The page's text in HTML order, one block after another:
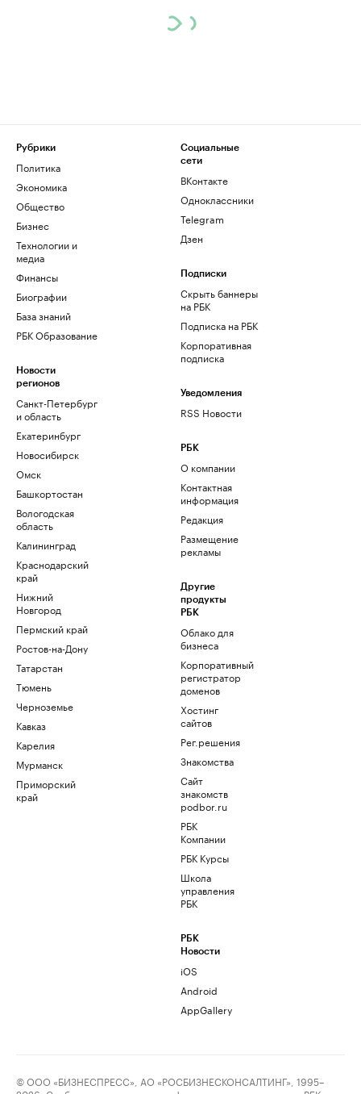
Рубрики
Политика
Экономика
Общество
Бизнес
Технологии и
медиа
Финансы
Биографии
База знаний
РБК Образование
Новости
регионов
Санкт-Петербург
и область
Екатеринбург
Новосибирск
Омск
Башкортостан
Вологодская
область
Калининград
Краснодарский
край
Нижний
Новгород
Пермский край
Ростов-на-Дону
Татарстан
Тюмень
Черноземье
Кавказ
Карелия
Мурманск
Приморский
край
Социальные
сети
ВКонтакте
Одноклассники
Telegram
Дзен
Подписки
Скрыть баннеры
на РБК
Подписка на РБК
Корпоративная
подписка
Уведомления
RSS Новости
РБК
О компании
Контактная
информация
Редакция
Размещение
рекламы
Другие
продукты
РБК
Облако для
бизнеса
Корпоративный
регистратор
доменов
Хостинг
сайтов
Рег.решения
Знакомства
Сайт
знакомств
podbor.ru
РБК
Компании
РБК Курсы
Школа
управления
РБК
РБК
Новости
iOS
Android
AppGallery
© ООО «БИЗНЕСПРЕСС», АО «РОСБИЗНЕСКОНСАЛТИНГ», 1995–